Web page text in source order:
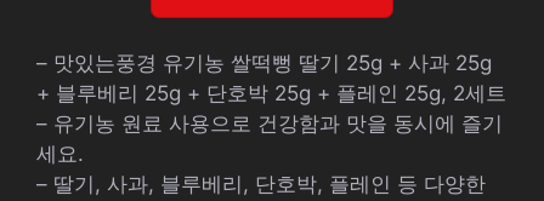
– 맛있는풍경 유기농 쌀떡뻥 딸기 25g + 사과 25g
+ 블루베리 25g + 단호박 25g + 플레인 25g, 2세트
– 유기농 원료 사용으로 건강함과 맛을 동시에 즐기
세요.
– 딸기, 사과, 블루베리, 단호박, 플레인 등 다양한